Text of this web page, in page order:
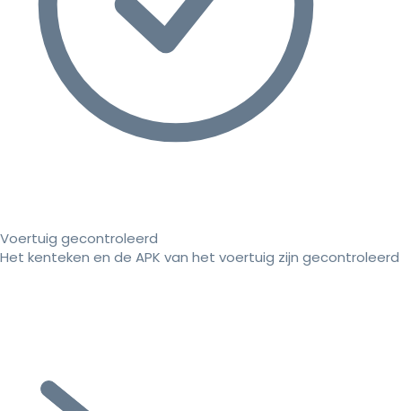
Voertuig gecontroleerd
Het kenteken en de APK van het voertuig zijn gecontroleerd